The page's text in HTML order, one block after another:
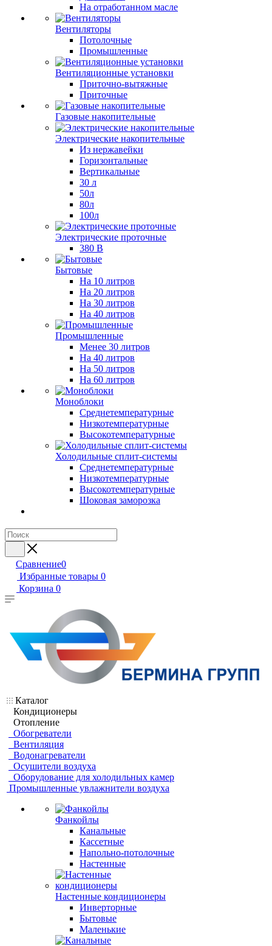
На отработанном масле
Вентиляторы
Потолочные
Промышленные
Вентиляционные установки
Приточно-вытяжные
Приточные
Газовые накопительные
Электрические накопительные
Из нержавейки
Горизонтальные
Вертикальные
30 л
50л
80л
100л
Электрические проточные
380 В
Бытовые
На 10 литров
На 20 литров
На 30 литров
На 40 литров
Промышленные
Менее 30 литров
На 40 литров
На 50 литров
На 60 литров
Моноблоки
Среднетемпературные
Низкотемпературные
Высокотемпературные
Холодильные сплит-системы
Среднетемпературные
Низкотемпературные
Высокотемпературные
Шоковая заморозка
Сравнение0
Избранные товары 0
Корзина 0
Каталог
Кондиционеры
Отопление
Обогреватели
Вентиляция
Водонагреватели
Осушители воздуха
Оборудование для холодильных камер
Промышленные увлажнители воздуха
Фанкойлы
Канальные
Кассетные
Напольно-потолочные
Настенные
Настенные кондиционеры
Инверторные
Бытовые
Маленькие